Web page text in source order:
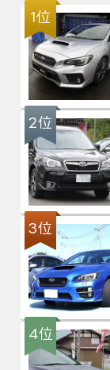
1位
2位
3位
4位